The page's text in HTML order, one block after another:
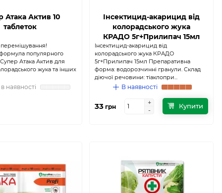
Атака Актив 10
таблеток
формула популярного
Атака Актив для
жука та інших
наявності
Інсектицид-акарицид від
колорадського жука
КРАДО 5г+Прилипач 15мл
Інсектицид-акарицид від
колорадського жука КРАДО
5г+Прилипач 15мл Препаративна
форма: водорозчинні гранули. Склад
діючої речовини: тіаклопри...
В наявності
33 грн
+
-
+
-
Купити